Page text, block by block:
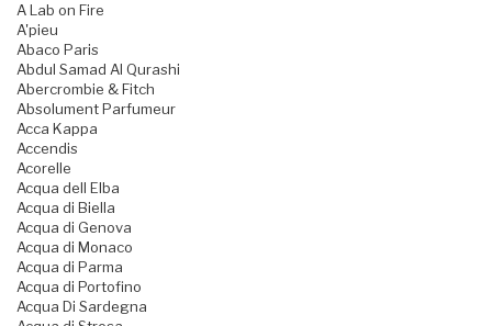
A Lab on Fire
A'pieu
Abaco Paris
Abdul Samad Al Qurashi
Abercrombie & Fitch
Absolument Parfumeur
Acca Kappa
Accendis
Acorelle
Acqua dell Elba
Acqua di Biella
Acqua di Genova
Acqua di Monaco
Acqua di Parma
Acqua di Portofino
Acqua Di Sardegna